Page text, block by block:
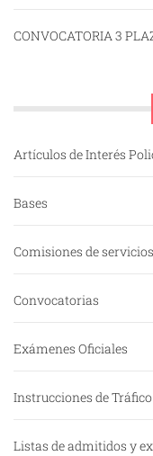
CONVOCATORIA 3
Artículos de Interés
Bases
Comisiones de servicios
Convocatorias
Exámenes Oficiales
Instrucciones de Tráfico
Listas de admitidos y